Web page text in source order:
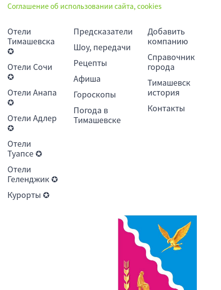
Соглашение об использовании сайта, cookies
Отели
Тимашевска
✪
Отели Сочи
✪
Отели Анапа
✪
Отели Адлер
✪
Отели
Туапсе ✪
Отели
Геленджик ✪
Курорты ✪
Предсказатели
Шоу, передачи
Рецепты
Афиша
Гороскопы
Погода в
Тимашевске
Добавить
компанию
Справочник
города
Тимашевск
история
Контакты